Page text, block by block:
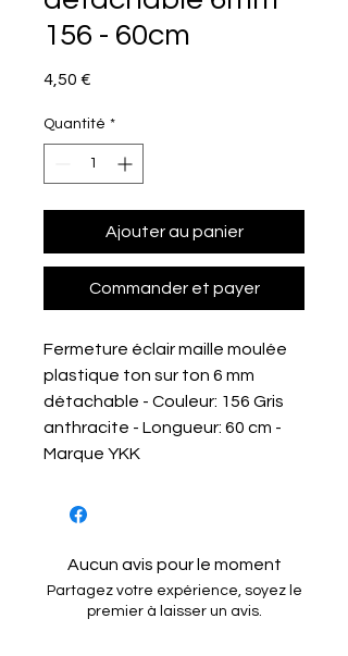
156 - 60cm
4,50 €
Quantité *
Ajouter au panier
Commander et payer
Fermeture éclair maille moulée
plastique ton sur ton 6 mm
détachable - Couleur: 156 Gris
anthracite - Longueur: 60 cm -
Marque YKK
Aucun avis pour le moment
Partagez votre expérience, soyez le
premier à laisser un avis.